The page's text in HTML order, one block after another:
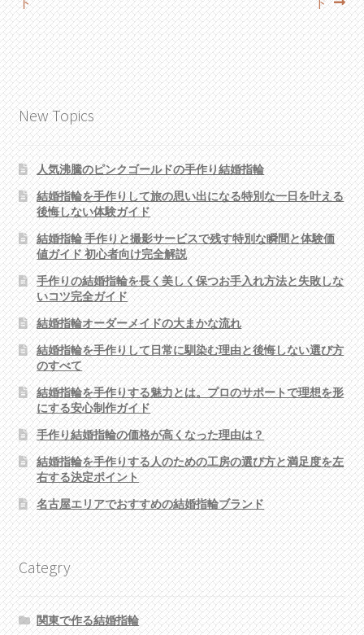
ナ
ビ
ゲ
ー
シ
ョ
ン
稿:
New Topics
人気沸騰のピンクゴールドの手作り結婚指輪
結婚指輪を手作りして旅の思い出になる特別な一日を叶える
後悔しない体験ガイド
結婚指輪 手作りと撮影サービスで残す特別な瞬間と体験価
値ガイド 初心者向け完全解説
手作りの結婚指輪を長く美しく保つお手入れ方法と失敗しな
いコツ完全ガイド
結婚指輪オーダーメイドの大まかな流れ
結婚指輪を手作りして日常に馴染む理由と後悔しない選び方
のすべて
結婚指輪を手作りする魅力とは。プロのサポートで理想を形
にする安心制作ガイド
手作り結婚指輪の価格が高くなった理由は？
結婚指輪を手作りする人のための工房の選び方と満足度を左
右する決定ポイント
名古屋エリアでおすすめの結婚指輪ブランド
Categry
関東で作る結婚指輪